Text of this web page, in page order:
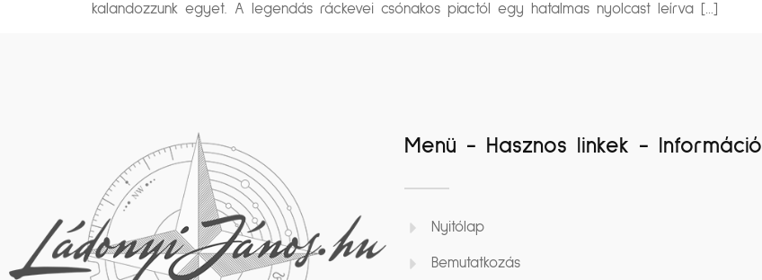
kalandozzunk egyet. A legendás ráckevei csónakos piactól egy hatalmas nyolcast leírva […]
Menü - Hasznos linkek - Információ
Nyitólap
Bemutatkozás